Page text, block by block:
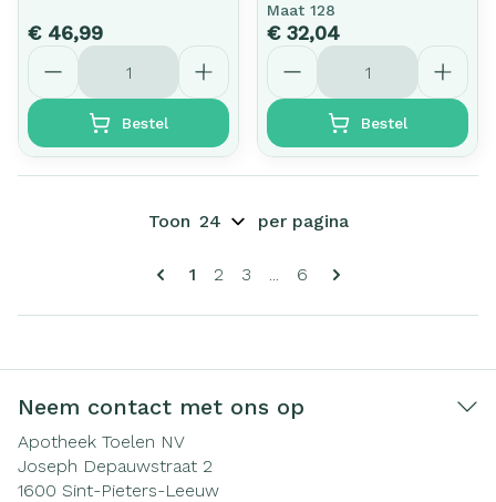
€ 46,99
Aantal
Bestel
Maat 128
€ 32,04
Aantal
Bestel
Pagina's
U lees momenteel pagina
1 Pagina
2 Pagina
3 ... Pagina
6
Toon per pagina
Neem contact met ons op
Apotheek Toelen NV
Joseph Depauwstraat 2
1600 Sint-Pieters-Leeuw